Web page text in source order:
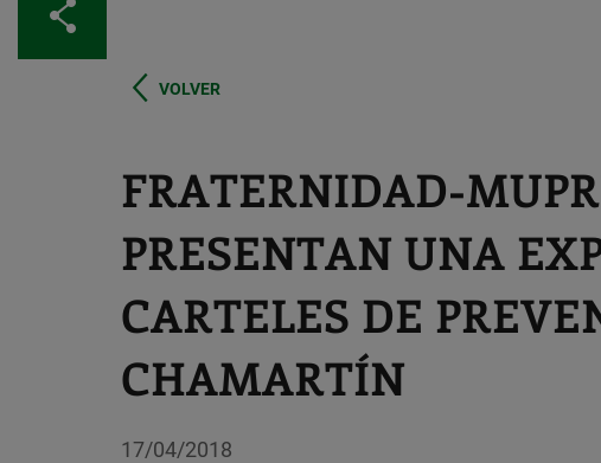
VOLVER
FRATERNIDAD-
PRESENTAN UNA
CARTELES DE
CHAMARTÍN
17/04/2018